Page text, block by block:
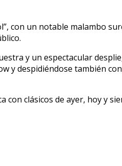
con un notable malambo
y un espectacular
y despidiéndose también
clásicos de ayer, hoy y